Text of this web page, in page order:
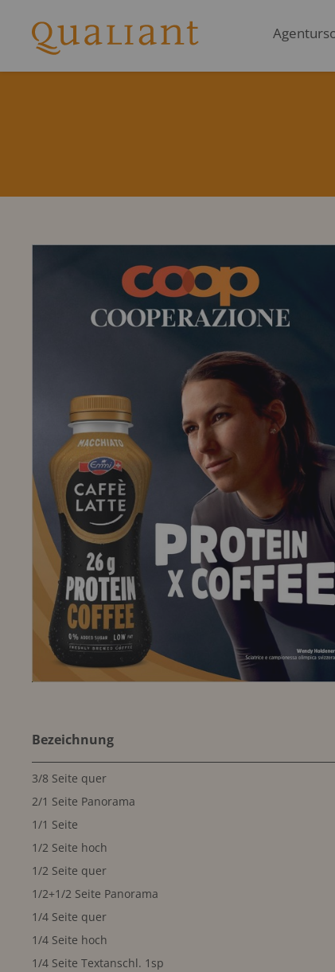
Bezeichnung
3/8 Seite quer
2/1 Seite Panorama
1/1 Seite
1/2 Seite hoch
1/2 Seite quer
1/2+1/2 Seite Panorama
1/4 Seite quer
1/4 Seite hoch
1/4 Seite Textanschl. 1sp